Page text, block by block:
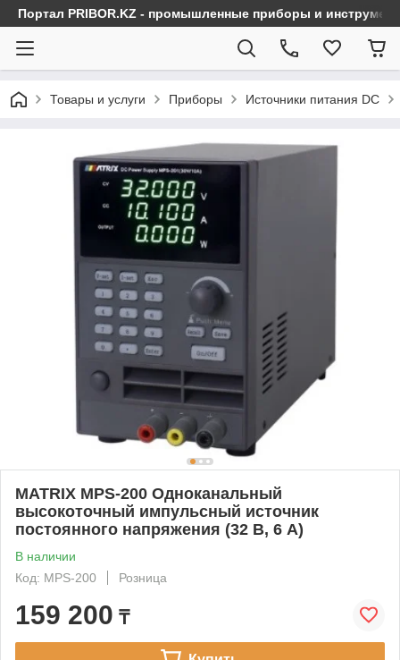
Портал PRIBOR.KZ - промышленные приборы и
Товары и услуги Приборы Источники питания DC
MATRIX MPS-200 Одноканальный
высокоточный импульсный источник
постоянного напряжения (32 В, 6 А)
В наличии
Код: MPS-200
Розница
159 200 ₸